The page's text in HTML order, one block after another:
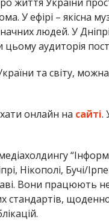
У ефірі – якісна
людей. У Дніпрі
аудиторія
та світу,
онлайн на сайті.
Нікополі, Бучі/
Вони працюють
стандартів,